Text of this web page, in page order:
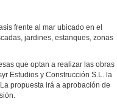
frente al mar ubicado en el
jardines, estanques, zonas
que optan a realizar las obras
Estudios y Construcción S.L. la
propuesta irá a aprobación de